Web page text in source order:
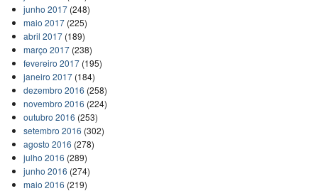
junho 2017(248)
maio 2017(225)
abril 2017(189)
março 2017(238)
fevereiro 2017(195)
janeiro 2017(184)
dezembro 2016 (258)
novembro 2016 (224)
outubro 2016 (253)
setembro 2016 (302)
agosto 2016 (278)
julho 2016 (289)
junho 2016 (274)
maio 2016 (219)